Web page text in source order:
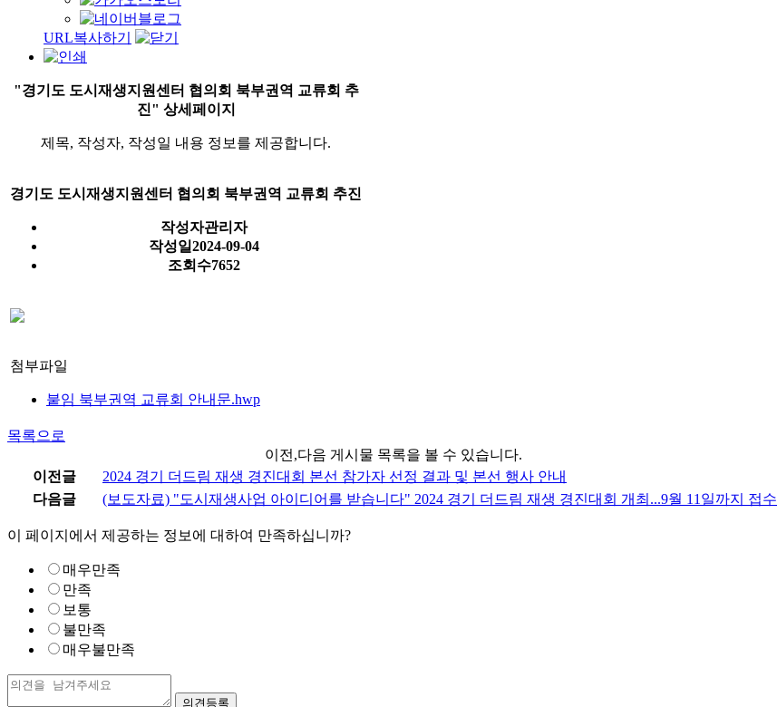
URL복사하기
"경기도 도시재생지원센터 협의회 북부권역 교류회 추
진" 상세페이지
제목, 작성자, 작성일 내용 정보를 제공합니다.
경기도 도시재생지원센터 협의회 북부권역 교류회 추진
작성자관리자
작성일2024-09-04
조회수7652
첨부파일
붙임 북부권역 교류회 안내문.hwp
목록으로
이전,다음 게시물 목록을 볼 수 있습니다.
이전글
2024 경기 더드림 재생 경진대회 본선 참가자 선정 결과 및 본선 행사 안내
다음글
(보도자료) "도시재생사업 아이디어를 받습니다" 2024 경기 더드림 재생 경진대회 개최...9월 11일까지 접수
이 페이지에서 제공하는 정보에 대하여 만족하십니까?
매우만족
만족
보통
불만족
매우불만족